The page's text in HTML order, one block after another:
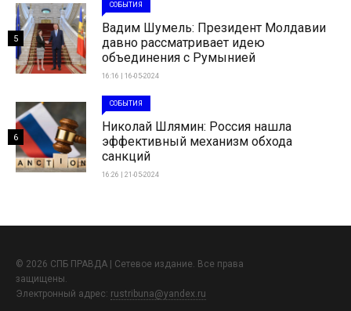
СОБЫТИЯ
Вадим Шумель: Президент Молдавии
давно рассматривает идею
объединения с Румынией
16:16 | 16-05-2024
5
СОБЫТИЯ
Николай Шлямин: Россия нашла
эффективный механизм обхода
санкций
16:26 | 21-05-2024
6
© 2026 СПБ ПРАВДА | Сетевое издание. Все права
защищены.
Электронный адрес: rustribuna@yandex.ru